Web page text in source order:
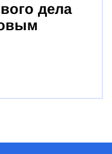
дела